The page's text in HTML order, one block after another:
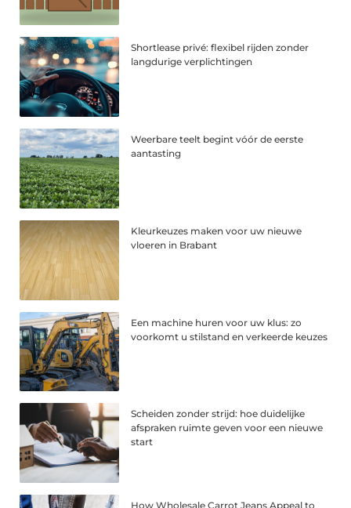
Shortlease privé: flexibel rijden zonder
langdurige verplichtingen
Weerbare teelt begint vóór de eerste
aantasting
Kleurkeuzes maken voor uw nieuwe
vloeren in Brabant
Een machine huren voor uw klus: zo
voorkomt u stilstand en verkeerde keuzes
Scheiden zonder strijd: hoe duidelijke
afspraken ruimte geven voor een nieuwe
start
How Wholesale Carrot Jeans Appeal to